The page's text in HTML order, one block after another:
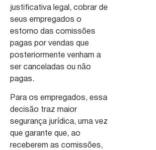
justificativa legal, cobrar de
seus empregados o
estorno das comissões
pagas por vendas que
posteriormente venham a
ser canceladas ou não
pagas.
Para os empregados, essa
decisão traz maior
segurança jurídica, uma vez
que garante que, ao
receberem as comissões,